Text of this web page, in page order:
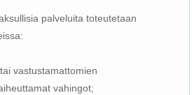
palveluita toteutetaan
vastustamattomien
vahingot;